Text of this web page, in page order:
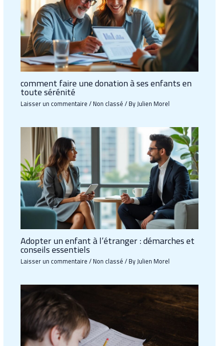
comment faire une donation à ses enfants en
toute sérénité
Laisser un commentaire/Non classé/ ByJulien Morel
Adopter un enfant à l’étranger : démarches et
conseils essentiels
Laisser un commentaire/Non classé/ ByJulien Morel